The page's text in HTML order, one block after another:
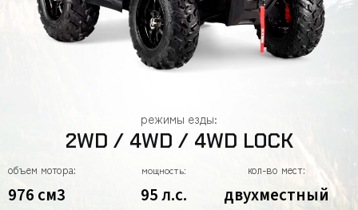
режимы езды:
2WD / 4WD / 4WD LOCK
объем мотора:
976 см3
мощность:
95 л.с.
кол-во мест:
двухместный